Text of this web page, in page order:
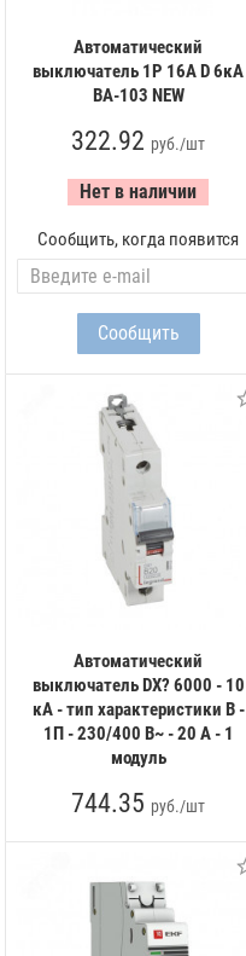
Автоматический
выключатель 1Р 16А D 6кА
ВА-103 NEW
322.92 руб./шт
Нет в наличии
Сообщить, когда появится
Автоматический
выключатель DX? 6000 - 10
кА - тип характеристики B -
1П - 230/400 В~ - 20 А - 1
модуль
744.35 руб./шт